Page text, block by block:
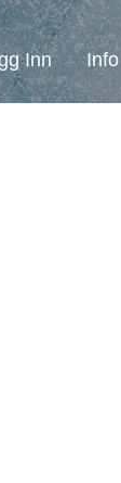
Inn Info